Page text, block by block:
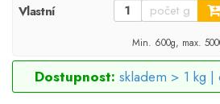
Vlastní
Min. 600g, max.
Dostupnost: skladem > 1 kg |